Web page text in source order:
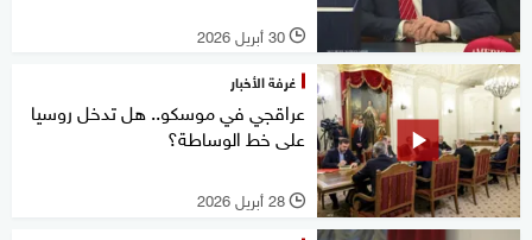
l 30 أبريل 2026
غرفة الأخبار
عراقجي في موسكو.. هل تدخل روسيا
على خط الوساطة؟
l 28 أبريل 2026